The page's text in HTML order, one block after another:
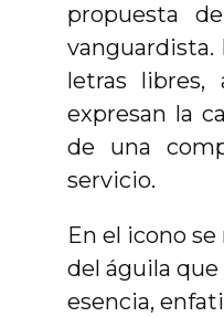
propuesta
vanguardista.
letras libres,
expresan la
de una
servicio.
En el icono
del águila
esencia,